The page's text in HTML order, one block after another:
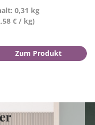
0,31 kg
€ / kg)
Zum Produkt